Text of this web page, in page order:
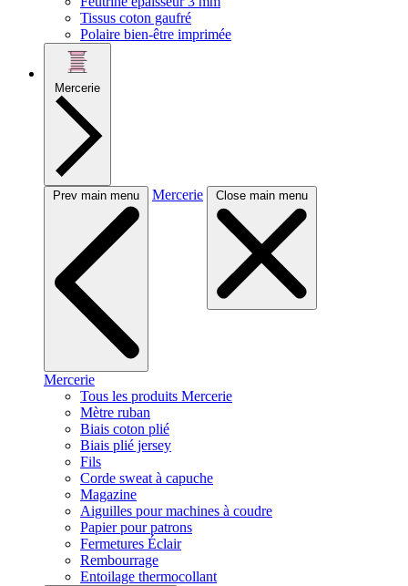
Tissus coton gaufré
Polaire bien-être imprimée
Mercerie
Prev main menu Mercerie Close main menu
Mercerie
Tous les produits Mercerie
Mètre ruban
Biais coton plié
Biais plié jersey
Fils
Corde sweat à capuche
Magazine
Aiguilles pour machines à coudre
Papier pour patrons
Fermetures Éclair
Rembourrage
Entoilage thermocollant